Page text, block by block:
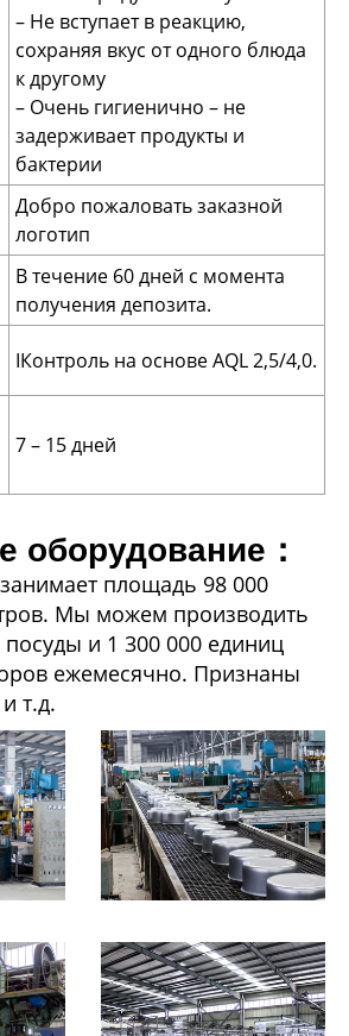
– Не вступает в реакцию,
сохраняя вкус от одного блюда
к другому
– Очень гигиенично – не
задерживает продукты и
бактерии
Добро пожаловать заказной
логотип
В течение 60 дней с момента
получения депозита.
IКонтроль на основе AQL 2,5/4,0.
7 – 15 дней
оборудование：
площадь 98 000
Мы можем производить
и 1 300 000 единиц
ежемесячно. Признаны
т.д.